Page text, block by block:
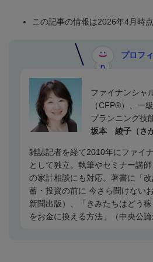
この記事の情報は2026年4月時点
プロフ
ファイナンシャ
（CFP®）、一
プランニング技
坂本 綾子（さ
雑誌記者を経て2010年にファイ
として独立。執筆やセミナー講
の家計相談にも対応。著書に「
蓄・投資の前に 今さら聞けない
新聞出版）、「きみたちはどう稼
をお金に換える方法」（中央公論